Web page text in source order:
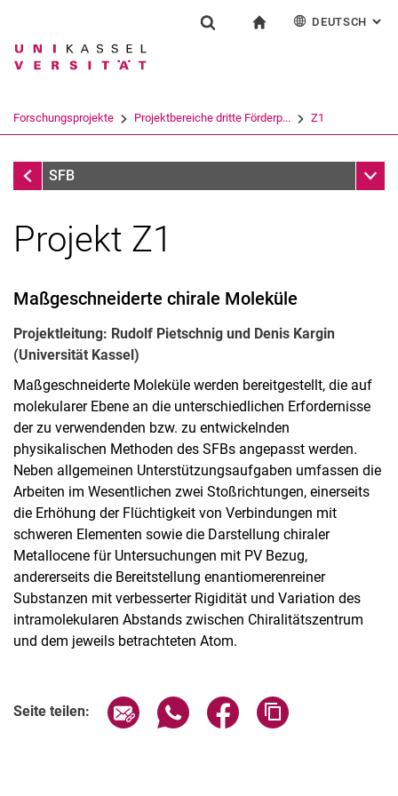
Springe direkt zu: Inhalt
Springe direkt zu: Suche
Springe direkt zu:
Suchbegriff
Suchen (öffnet externen Link in einem
DEUTSCH :
Forschungsprojekte Projektbereiche dritte Förderp... Z1
Projektbereiche dritte Förderperiode
SFB
Über ELCH
Forschungsprojekte
Projektbereiche zweite Förderperiode
Projektbereiche dritte Förderperiode
Projekt Z1
Maßgeschneiderte chirale Moleküle
Projektleitung: Rudolf Pietschnig und Denis Kargin
(Universität Kassel)
Maßgeschneiderte Moleküle werden bereitgestellt, die auf
molekularer Ebene an die unterschiedlichen Erfordernisse
der zu verwendenden bzw. zu entwickelnden
physikalischen Methoden des SFBs angepasst werden.
Neben allgemeinen Unterstützungsaufgaben umfassen die
Arbeiten im Wesentlichen zwei Stoßrichtungen, einerseits
die Erhöhung der Flüchtigkeit von Verbindungen mit
schweren Elementen sowie die Darstellung chiraler
Metallocene für Untersuchungen mit PV Bezug,
andererseits die Bereitstellung enantiomerenreiner
Substanzen mit verbesserter Rigidität und Variation des
intramolekularen Abstands zwischen Chiralitätszentrum
und dem jeweils betrachteten Atom.
Seite teilen: Seite über E-Mail teilen
Seite über WhatsApp teilen
Seite über Facebook